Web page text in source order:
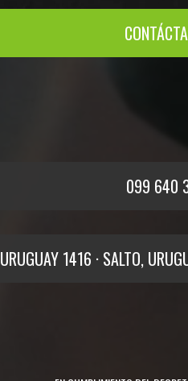
099 640
URUGUAY 1416 · SALTO,